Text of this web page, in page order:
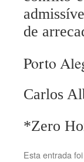
de
Porto
Carlos
*Zero
Esta entrada